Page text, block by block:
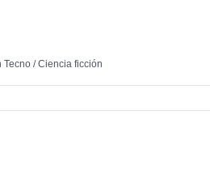
Tecno /Ciencia ficción